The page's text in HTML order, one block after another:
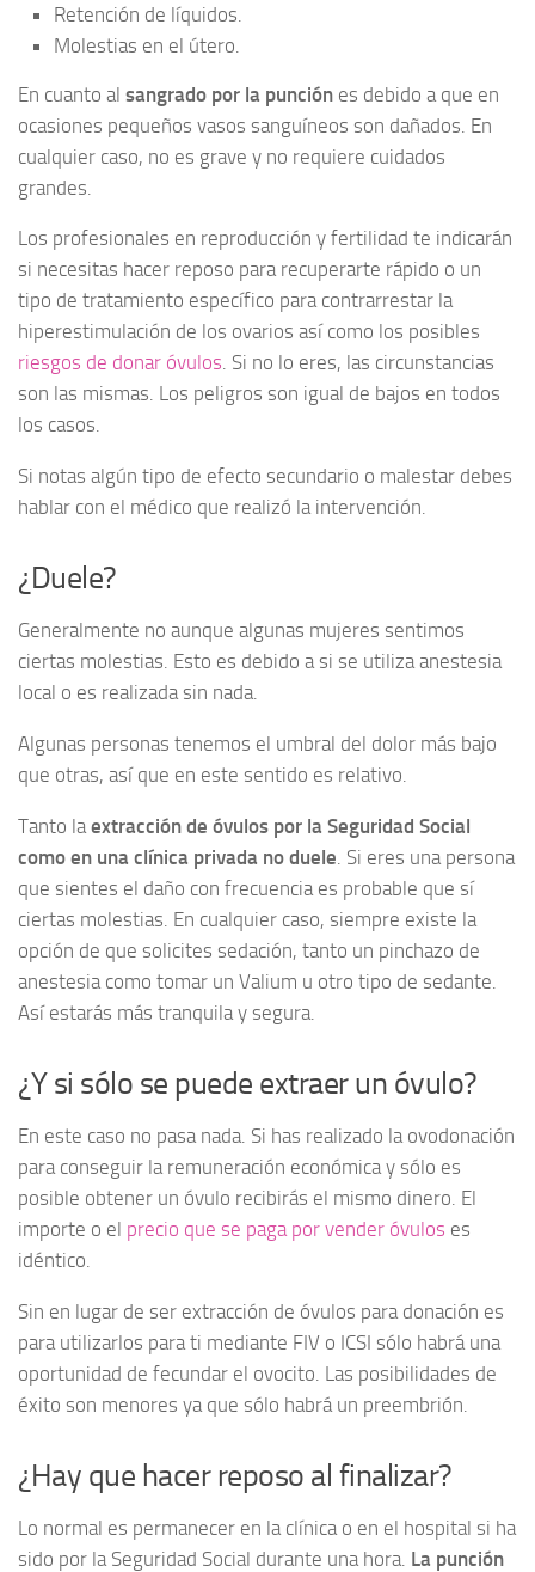
Retención de líquidos.
Molestias en el útero.
En cuanto al sangrado por la punción es debido a que en
ocasiones pequeños vasos sanguíneos son dañados. En
cualquier caso, no es grave y no requiere cuidados
grandes.
Los profesionales en reproducción y fertilidad te indicarán
si necesitas hacer reposo para recuperarte rápido o un
tipo de tratamiento específico para contrarrestar la
hiperestimulación de los ovarios así como los posibles
riesgos de donar óvulos. Si no lo eres, las circunstancias
son las mismas. Los peligros son igual de bajos en todos
los casos.
Si notas algún tipo de efecto secundario o malestar debes
hablar con el médico que realizó la intervención.
¿Duele?
Generalmente no aunque algunas mujeres sentimos
ciertas molestias. Esto es debido a si se utiliza anestesia
local o es realizada sin nada.
Algunas personas tenemos el umbral del dolor más bajo
que otras, así que en este sentido es relativo.
Tanto la extracción de óvulos por la Seguridad Social
como en una clínica privada no duele . Si eres una persona
que sientes el daño con frecuencia es probable que sí
ciertas molestias. En cualquier caso, siempre existe la
opción de que solicites sedación, tanto un pinchazo de
anestesia como tomar un Valium u otro tipo de sedante.
Así estarás más tranquila y segura.
¿Y si sólo se puede extraer un óvulo?
En este caso no pasa nada. Si has realizado la ovodonación
para conseguir la remuneración económica y sólo es
posible obtener un óvulo recibirás el mismo dinero. El
importe o el precio que se paga por vender óvulos es
idéntico.
Sin en lugar de ser extracción de óvulos para donación es
para utilizarlos para ti mediante FIV o ICSI sólo habrá una
oportunidad de fecundar el ovocito. Las posibilidades de
éxito son menores ya que sólo habrá un preembrión.
¿Hay que hacer reposo al finalizar?
Lo normal es permanecer en la clínica o en el hospital si ha
sido por la Seguridad Social durante una hora. La punción